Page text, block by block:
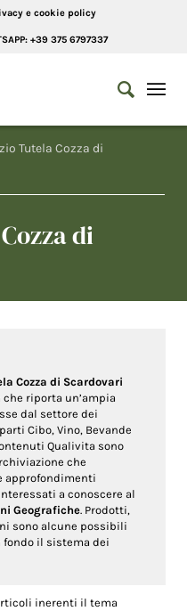
e cookie policy
+39 375 6797337
Tutela Cozza di
di
Cozza di Scardovari
riporta un’ampia
dal settore dei
Cibo, Vino, Bevande
Qualivita sono
che
approfondimenti
a conoscere al
Geografiche. Prodotti,
sono alcune possibili
fondo il sistema dei
inerenti il tema